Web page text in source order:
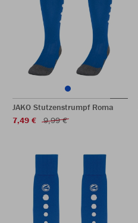
JAKO Stutzenstrumpf Roma
7,49 €
9,99 €